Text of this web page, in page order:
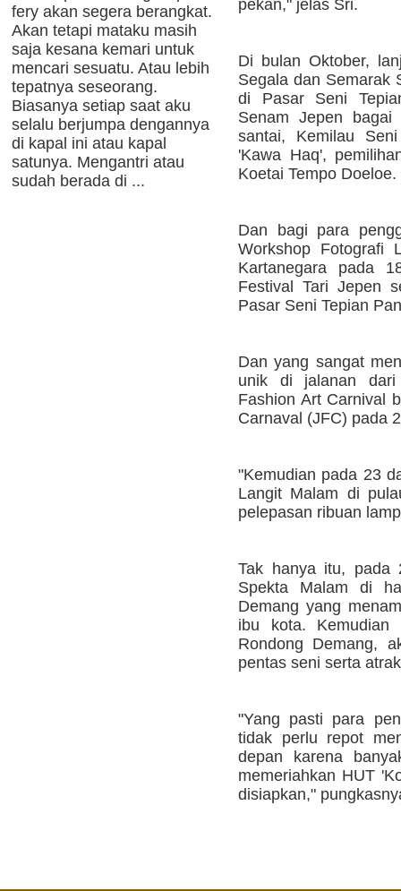
fery akan segera berangkat.
Akan tetapi mataku masih
saja kesana kemari untuk
mencari sesuatu. Atau lebih
tepatnya seseorang.
Biasanya setiap saat aku
selalu berjumpa dengannya
di kapal ini atau kapal
satunya. Mengantri atau
sudah berada di ...
pekan," jelas Sri.
Di bulan Oktober,
Segala dan Semarak
di Pasar Seni
Senam Jepen
santai, Kemilau
'Kawa Haq',
Koetai Tempo Doeloe.
Dan bagi para
Workshop Fotografi
Kartanegara pada
Festival Tari Jepen
Pasar Seni Tepian
Dan yang sangat
unik di jalanan dari
Fashion Art Carnival
Carnaval (JFC) pada
"Kemudian pada 23
Langit Malam di
pelepasan ribuan
Tak hanya itu, pada
Spekta Malam di
Demang yang
ibu kota.
Rondong Demang,
pentas seni serta
"Yang pasti para
tidak perlu repot
depan karena
memeriahkan HUT
disiapkan,"